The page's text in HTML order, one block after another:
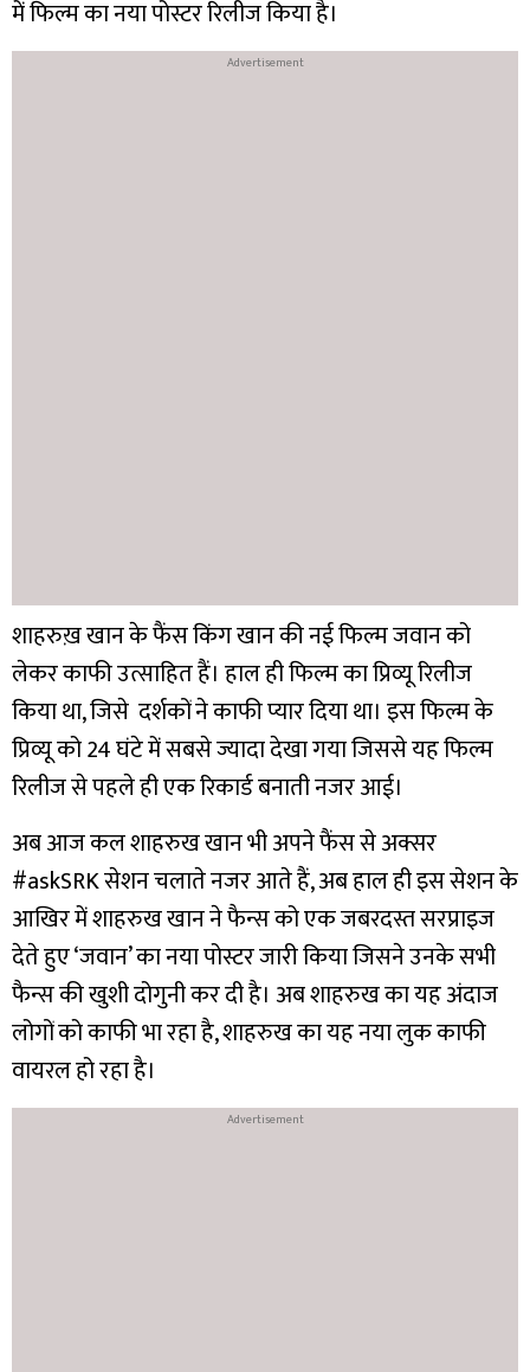
में फिल्म का नया पोस्टर रिलीज किया है।
शाहरुख़ खान के फैंस किंग खान की नई फिल्म जवान को
लेकर काफी उत्साहित हैं। हाल ही फिल्म का प्रिव्यू रिलीज
किया था, जिसे दर्शकों ने काफी प्यार दिया था। इस फिल्म के
प्रिव्यू को 24 घंटे में सबसे ज्यादा देखा गया जिससे यह फिल्म
रिलीज से पहले ही एक रिकार्ड बनाती नजर आई।
अब आज कल शाहरुख खान भी अपने फैंस से अक्सर
#askSRK सेशन चलाते नजर आते हैं, अब हाल ही इस सेशन के
आखिर में शाहरुख खान ने फैन्स को एक जबरदस्त सरप्राइज
देते हुए ‘जवान’ का नया पोस्टर जारी किया जिसने उनके सभी
फैन्स की खुशी दोगुनी कर दी है। अब शाहरुख का यह अंदाज
लोगों को काफी भा रहा है, शाहरुख का यह नया लुक काफी
वायरल हो रहा है।